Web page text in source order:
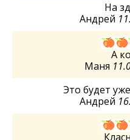
На
Андрей
А
Маня
Это будет
Андрей